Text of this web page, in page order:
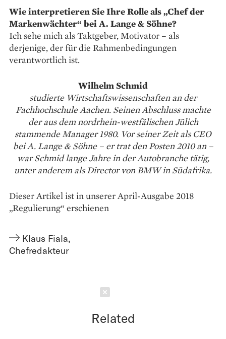
Wie interpretieren Sie Ihre Rolle als „Chef der
Markenwächter“ bei A. Lange & Söhne?
Ich sehe mich als Taktgeber, Motivator – als
derjenige, der für die Rahmenbedingungen
verantwortlich ist.
Wilhelm Schmid
studierte Wirtschaftswissenschaften an der
Fachhochschule Aachen. Seinen Abschluss machte
der aus dem nordrhein-westfälischen Jülich
stammende Manager 1980. Vor seiner Zeit als CEO
bei A. Lange & Söhne – er trat den Posten 2010 an –
war Schmid lange Jahre in der Autobranche tätig,
unter anderem als Director von BMW in Südafrika.
Dieser Artikel ist in unserer April-Ausgabe 2018
„Regulierung“ erschienen
Klaus Fiala,
Chefredakteur
Related